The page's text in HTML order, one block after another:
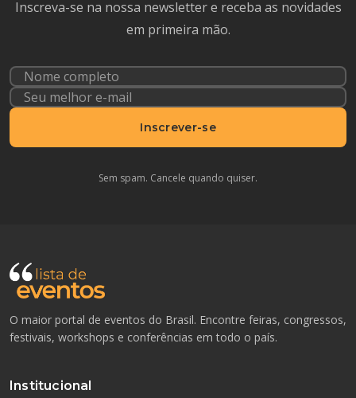
Inscreva-se na nossa newsletter e receba as novidades
em primeira mão.
Inscrever-se
Sem spam. Cancele quando quiser.
O maior portal de eventos do Brasil. Encontre feiras, congressos,
festivais, workshops e conferências em todo o país.
Institucional